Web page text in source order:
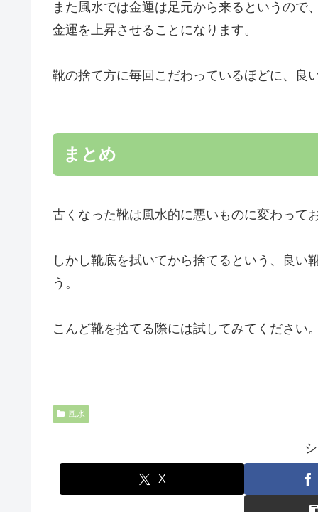
また風水では金運は足元から来るというので
金運を上昇させることになります。
靴の捨て方に毎回こだわっているほどに、良
まとめ
古くなった靴は風水的に悪いものに変わって
しかし靴底を拭いてから捨てるという、良
う。
こんど靴を捨てる際には試してみてください
風水
X